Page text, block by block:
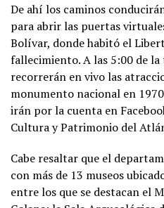
De ahí los caminos
para abrir las puertas
Bolívar, donde habitó el
fallecimiento. A las 5:00 de
recorrerán en vivo las
monumento nacional en
irán por la cuenta en
Cultura y Patrimonio del
Cabe resaltar que el
con más de 13 museos
entre los que se destacan el